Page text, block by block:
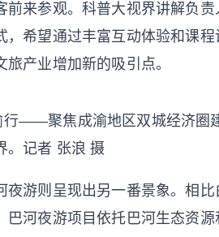
来参观。科普大视界讲解负责
希望通过丰富互动体验和课
旅产业增加新的吸引点。
行——聚焦成渝地区双城经济圈
。记者 张浪 摄
游则呈现出另一番景象。相比
巴河夜游项目依托巴河生态资